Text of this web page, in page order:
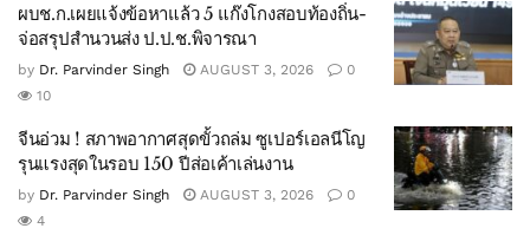
ผบช.ก.เผยแจ้งข้อหาแล้ว 5 แก๊งโกงสอบท้องถิ่น-
จ่อสรุปสำนวนส่ง ป.ป.ช.พิจารณา
by Dr. Parvinder Singh AUGUST 3, 2026
0
10
จีนอ่วม ! สภาพอากาศสุดขั้วถล่ม ซูเปอร์เอลนีโญ
รุนแรงสุดในรอบ 150 ปีส่อเค้าเล่นงาน
by Dr. Parvinder Singh AUGUST 3, 2026
0
4